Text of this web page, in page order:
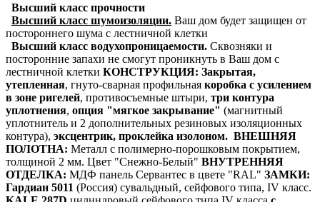
Высший класс прочности
Высший класс шумоизоляции. Ваш дом будет защищен от
постороннего шума с лестничной клетки
Высший класс водухопроницаемости. Сквозняки и
посторонние запахи не смогут проникнуть в Ваш дом с
лестничной клетки КОНСТРУКЦИЯ: Закрытая,
утепленная, гнуто-сварная профильная коробка с усилением
в зоне ригелей, противосъемные штыри, три контура
уплотнения, опция "мягкое закрывание" (магнитный
уплотнитель и 2 дополнительных резиновых изоляционных
контура), эксцентрик, проклейка изолоном. ВНЕШНЯЯ
ПОЛОТНА: Металл с полимерно-порошковым покрытием,
толщиной 2 мм. Цвет "Снежно-Белый" ВНУТРЕННЯЯ
ОТДЕЛКА: МДФ панель Сервантес в цвете "RAL" ЗАМКИ:
Гардиан 5011 (Россия) сувальдный, сейфового типа, IV класс.